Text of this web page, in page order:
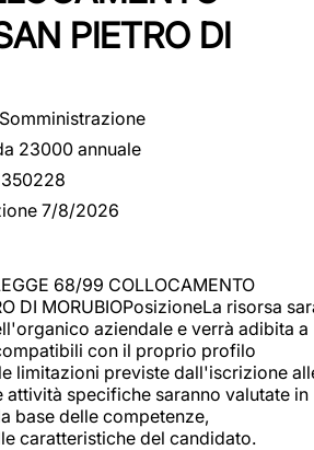
PIETRO DI
Somministrazione
23000 annuale
350228
7/8/2026
68/99 COLLOCAMENTO
DI MORUBIOPosizioneLa risorsa
aziendale e verrà adibita a
con il proprio profilo
limitazioni previste dall'iscrizione
specifiche saranno valutate in
base delle competenze,
caratteristiche del candidato.